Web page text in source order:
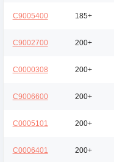
C9005400 185+
C9002700 200+
C0000308 200+
C9006600 200+
C0005101 200+
C0006401 200+